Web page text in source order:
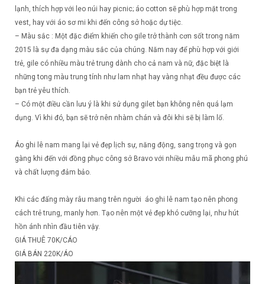
lạnh, thích hợp với leo núi hay picnic; áo cotton sẽ phù hợp mặt trong
vest, hay với áo sơ mi khi đến công sở hoặc dự tiệc.
– Màu sắc : Một đặc điểm khiến cho gile trở thành cơn sốt trong năm
2015 là sự đa dạng màu sắc của chúng. Năm nay để phù hợp với giới
trẻ, gile có nhiều màu trẻ trung dành cho cả nam và nữ, đặc biệt là
những tong màu trung tính như lam nhạt hay vàng nhạt đều được các
bạn trẻ yêu thích.
– Có một điều cần lưu ý là khi sử dụng gilet bạn không nên quá lạm
dụng. Vì khi đó, bạn sẽ trở nên nhàm chán và đôi khi sẽ bị làm lố.
Áo ghi lê nam mang lại vẻ đẹp lịch sự, năng động, sang trọng và gọn
gàng khi đến với đồng phục công sở Bravo với nhiều mẫu mã phong phú
và chất lượng đảm bảo.
Khi các đấng mày râu mang trên người áo ghi lê nam tạo nên phong
cách trẻ trung, manly hơn. Tạo nên một vẻ đẹp khó cưỡng lại, như hút
hồn ánh nhìn đầu tiên vậy.
GIÁ THUÊ 70K/CÁO
GIÁ BÁN 220K/ÁO